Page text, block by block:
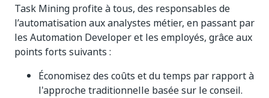
Task Mining profite à tous, des responsables de
l’automatisation aux analystes métier, en passant par
les Automation Developer et les employés, grâce aux
points forts suivants :
Économisez des coûts et du temps par rapport à
l'approche traditionnelle basée sur le conseil.